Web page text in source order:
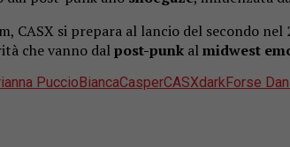
CASX si prepara al lancio del secondo
che vanno dalpost-punk almidwest
PuccioBiancaCasperCASXdarkForse